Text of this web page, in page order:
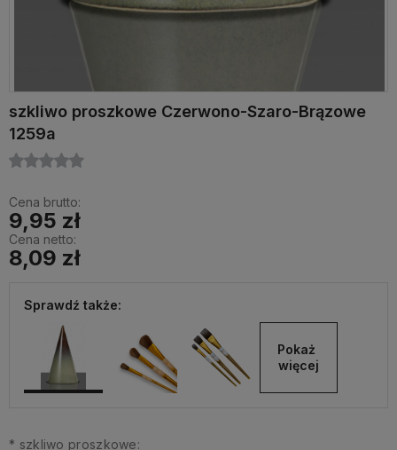
szkliwo proszkowe Czerwono-Szaro-Brązowe
1259a
Cena brutto:
9,95 zł
Cena netto:
8,09 zł
Sprawdź także:
Pokaż
więcej
* szkliwo proszkowe: